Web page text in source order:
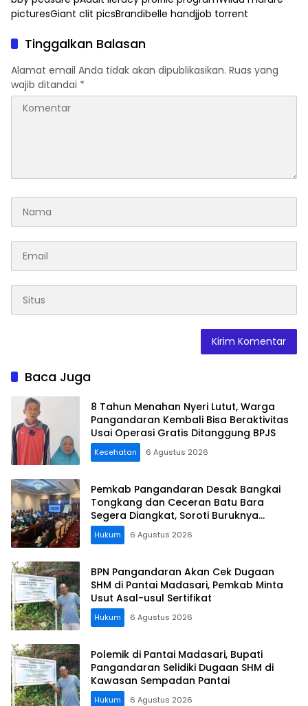
picturesGiant clit picsBrandibelle handjjob torrent
Tinggalkan Balasan
Alamat email Anda tidak akan dipublikasikan. Ruas yang
wajib ditandai *
Baca Juga
8 Tahun Menahan Nyeri Lutut, Warga
Pangandaran Kembali Bisa Beraktivitas
Usai Operasi Gratis Ditanggung BPJS
Kesehatan 6 Agustus 2026
Pemkab Pangandaran Desak Bangkai
Tongkang dan Ceceran Batu Bara
Segera Diangkat, Soroti Buruknya
Koordinasi Perusahaan
Hukum 6 Agustus 2026
BPN Pangandaran Akan Cek Dugaan
SHM di Pantai Madasari, Pemkab Minta
Usut Asal-usul Sertifikat
Hukum 6 Agustus 2026
Polemik di Pantai Madasari, Bupati
Pangandaran Selidiki Dugaan SHM di
Kawasan Sempadan Pantai
Hukum 6 Agustus 2026